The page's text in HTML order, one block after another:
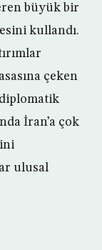
büyük bir
kullandı.
çeken
İran’a çok
ulusal